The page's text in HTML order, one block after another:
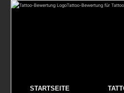
Tattoo-Bewertung für
STARTSEITE